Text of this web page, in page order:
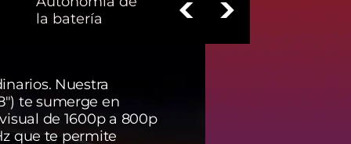
la batería
Nuestra
te sumerge en
de 1600p a 800p
que te permite